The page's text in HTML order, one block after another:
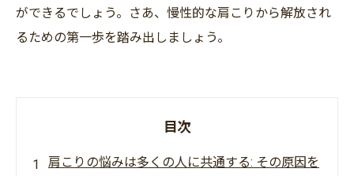
ができるでしょう。さあ、慢性的な肩こりから解放され
るための第一歩を踏み出しましょう。
目次
肩こりの悩みは多くの人に共通する: その原因を